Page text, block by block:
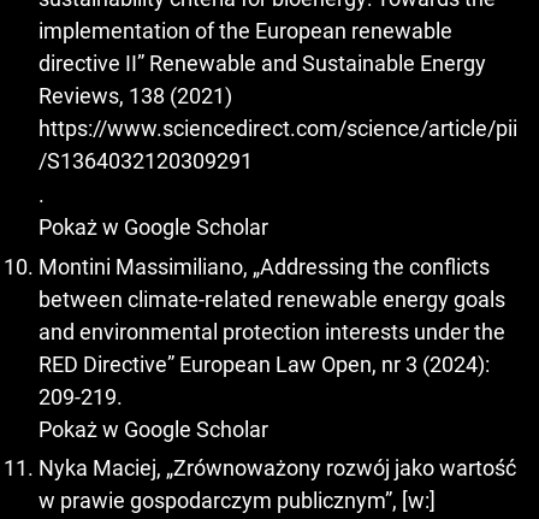
implementation of the European renewable
directive II” Renewable and Sustainable Energy
Reviews, 138 (2021)
https://www.sciencedirect.com/science/article/pii
/S1364032120309291
.
Pokaż w Google Scholar
Montini Massimiliano, „Addressing the conflicts
between climate-related renewable energy goals
and environmental protection interests under the
RED Directive” European Law Open, nr 3 (2024):
209-219.
Pokaż w Google Scholar
Nyka Maciej, „Zrównoważony rozwój jako wartość
w prawie gospodarczym publicznym”, [w:]